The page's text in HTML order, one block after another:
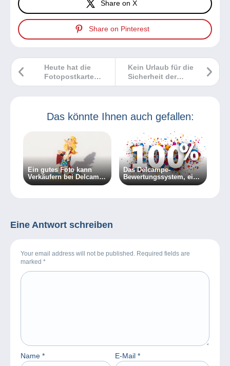
Share on X
Share on Pinterest
Kein Urlaub für die
Sicherheit der
Verkäufer auf
Heute hat die
Fotopostkarte
Geburtstag!
Das könnte Ihnen auch gefallen:
Ein gutes Foto kann
Verkäufern bei Delcampe
zu mehr Erfolg verhelfen
Das Delcampe-
Bewertungssystem, ein
Vertrauenskriterium
Eine Antwort schreiben
Your email address will not be published. Required fields are
marked *
Name * E-Mail *